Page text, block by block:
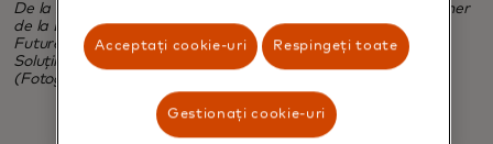
De la stânga la dreapta, Lucy Shea de la Futerra, Kate Sanner
de la Beni, Andrew Savage de la Lime, Sage Lenier de la
Futureline și Ellen Jackowski de la Mastercard la Panelul de
Soluții din cadrul Săptămânii Climei din New York City.
(Fotografie oferită de Futerra)
Acceptați cookie-uri Respingeți toate
Gestionați cookie-uri